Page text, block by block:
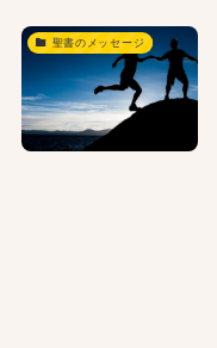
聖書のメッセージ